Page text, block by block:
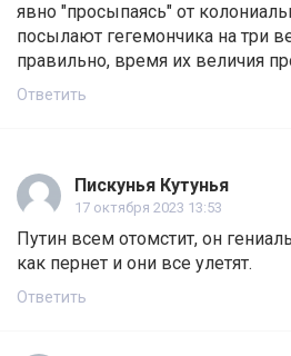
явно "просыпаясь" от
посылают гегемончика на три
правильно, время их величия
Ответить
Пискунья Кутунья
17 октября 2023 13:53
Путин всем отомстит, он
как пернет и они все улетят.
Ответить